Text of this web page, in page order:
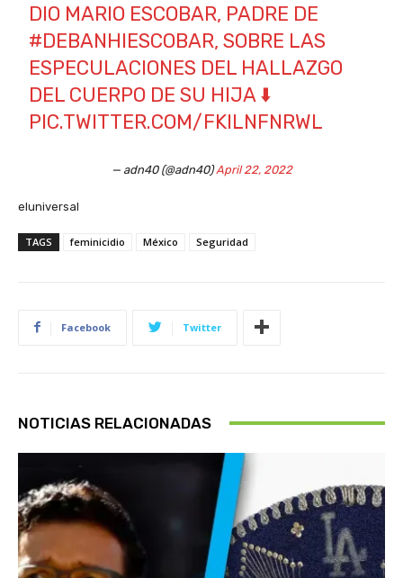
DIO MARIO ESCOBAR, PADRE DE
#DEBANHIESCOBAR, SOBRE LAS
ESPECULACIONES DEL HALLAZGO
DEL CUERPO DE SU HIJA ⬇️
PIC.TWITTER.COM/FKILNFNRWL
— adn40 (@adn40)April 22, 2022
eluniversal
TAGS feminicidio México Seguridad
Facebook Twitter
NOTICIAS RELACIONADAS